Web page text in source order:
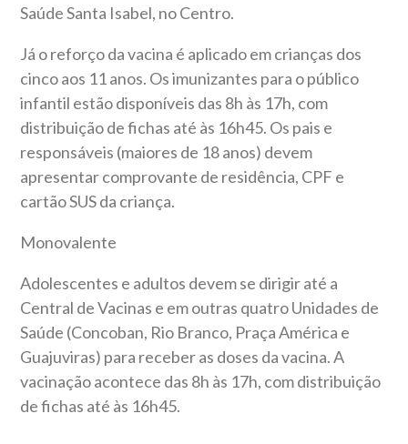
Saúde Santa Isabel, no Centro.
Já o reforço da vacina é aplicado em crianças dos
cinco aos 11 anos. Os imunizantes para o público
infantil estão disponíveis das 8h às 17h, com
distribuição de fichas até às 16h45. Os pais e
responsáveis (maiores de 18 anos) devem
apresentar comprovante de residência, CPF e
cartão SUS da criança.
Monovalente
Adolescentes e adultos devem se dirigir até a
Central de Vacinas e em outras quatro Unidades de
Saúde (Concoban, Rio Branco, Praça América e
Guajuviras) para receber as doses da vacina. A
vacinação acontece das 8h às 17h, com distribuição
de fichas até às 16h45.